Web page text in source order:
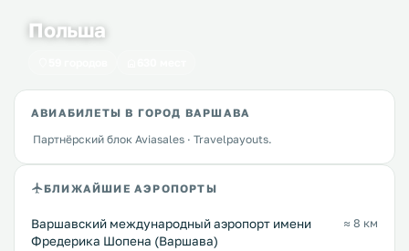
Польша
АВИАБИЛЕТЫ В ГОРОД ВАРШАВА
Партнёрский блок Aviasales · Travelpayouts.
БЛИЖАЙШИЕ АЭРОПОРТЫ
Варшавский международный аэропорт имени
Фредерика Шопена (Варшава)
≈ 8 км